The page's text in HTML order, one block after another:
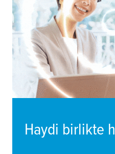
Haydi birlikte